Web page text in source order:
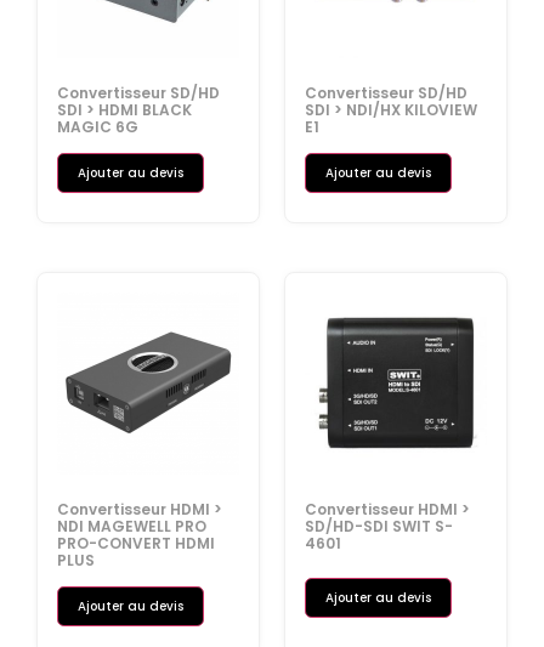
Convertisseur SD/HD
SDI > HDMI BLACK
MAGIC 6G
Ajouter au devis
Convertisseur SD/HD
SDI > NDI/HX KILOVIEW
E1
Ajouter au devis
Convertisseur HDMI >
NDI MAGEWELL PRO
PRO-CONVERT HDMI
PLUS
Ajouter au devis
Convertisseur HDMI >
SD/HD-SDI SWIT S-
4601
Ajouter au devis